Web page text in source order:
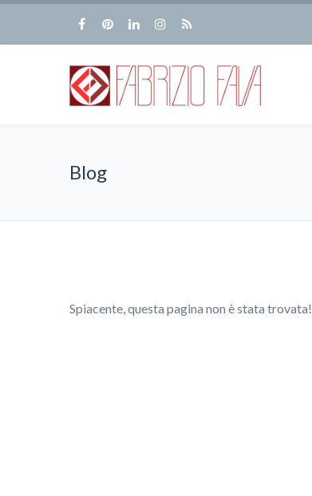
Blog
Spiacente, questa pagina non è stata trovata!